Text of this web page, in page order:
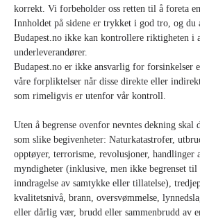
korrekt. Vi forbeholder oss retten til å foreta
Innholdet på sidene er trykket i god tro, og du
Budapest.no ikke kan kontrollere riktigheten i
underleverandører.
Budapest.no er ikke ansvarlig for forsinkelser
våre forpliktelser når disse direkte eller
som rimeligvis er utenfor vår kontroll.
Uten å begrense ovenfor nevntes dekning skal
som slike begivenheter: Naturkatastrofer,
opptøyer, terrorisme, revolusjoner, handlinger
myndigheter (inklusive, men ikke begrenset til
inndragelse av samtykke eller tillatelse),
kvalitetsnivå, brann, oversvømmelse,
eller dårlig vær, brudd eller sammenbrudd av